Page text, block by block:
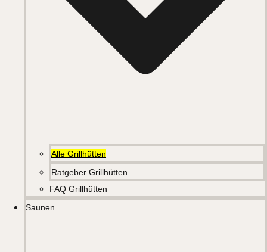
Alle Grillhütten
Ratgeber Grillhütten
FAQ Grillhütten
Saunen